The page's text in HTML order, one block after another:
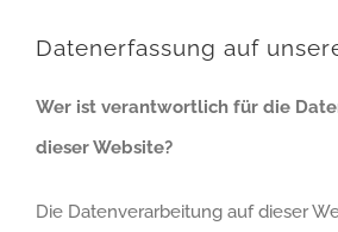
Datenerfassung auf
Wer ist verantwortlich für die
dieser Website?
Die Datenverarbeitung auf dieser